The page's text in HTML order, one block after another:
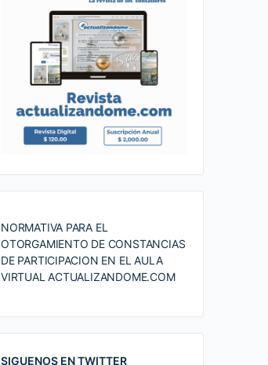
NORMATIVA PARA EL
OTORGAMIENTO DE CONSTANCIAS
DE PARTICIPACION EN EL AULA
VIRTUAL ACTUALIZANDOME.COM
SIGUENOS EN TWITTER